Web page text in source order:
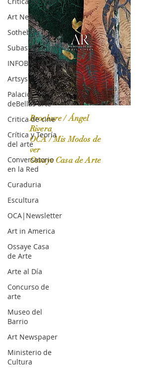
Art News
Sotheby's
Subasta
INFOBAE|AMERICA
Artsys
Palacio
deBellas arte
Critica de cine
Crítica y Teoría
del arte
Conversatorio
en la Red
Curaduria
Escultura
OCA|Newsletter
Art in America
Ossaye Casa
de Arte
Arte al Día
Concurso de
arte
Museo del
Barrio
Art Newspaper
Ministerio de
Cultura
OCA|News 31 / Marzo-Abril / 2024
Brochure / Ángel
Rivera
OCA / Mis Modos de
ver
Ossaye Casa de Arte